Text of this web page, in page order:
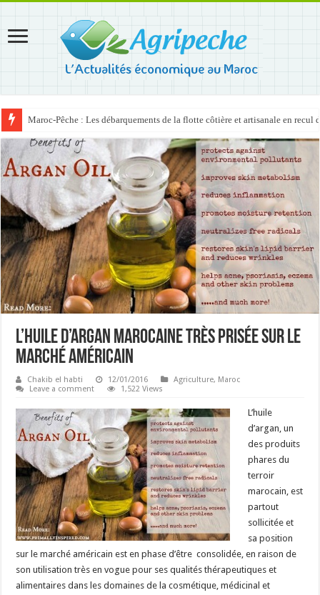
Maroc-Pêche : Les débarquements de la flotte côtière et artisanale en recul
L’huile d’argan marocaine très prisée sur le
marché américain
Chakib el habti 12/01/2016 Agriculture, Maroc
Leave a comment
1,522 Views
L’huile
d’argan, un
des produits
phares du
terroir
marocain, est
partout
sollicitée et
sa position
sur le marché américain est en phase d’être consolidée, en raison de
son utilisation très en vogue pour ses qualités thérapeutiques et
alimentaires dans les domaines de la cosmétique, médicinal et